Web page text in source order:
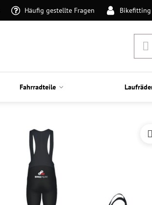
Häufig gestellte Fragen Bikefitting
Fahrradteile